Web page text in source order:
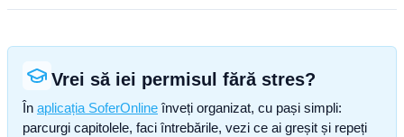
Vrei să iei permisul fără stres?
În aplicația SoferOnline înveți organizat, cu pași simpli:
parcurgi capitolele, faci întrebările, vezi ce ai greșit și repeți